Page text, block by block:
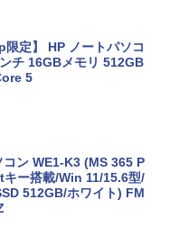
限定】 HP ノートパソコ
チ 16GBメモリ 512GB
5
コン WE1-K3 (MS 365 P
ー搭載/Win 11/15.6型/
512GB/ホワイト) FM